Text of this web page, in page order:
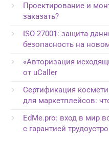
Проектирование и
заказать?
ISO 27001: защита
безопасность на
«Авторизация
от uCaller
Сертификация
для маркетплейсов:
EdMe.pro: вход в мир
с гарантией